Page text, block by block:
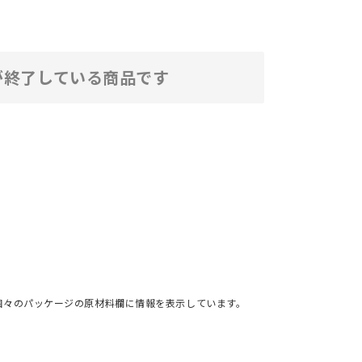
了している商品です
のパッケージの原材料欄に情報を表示しています。